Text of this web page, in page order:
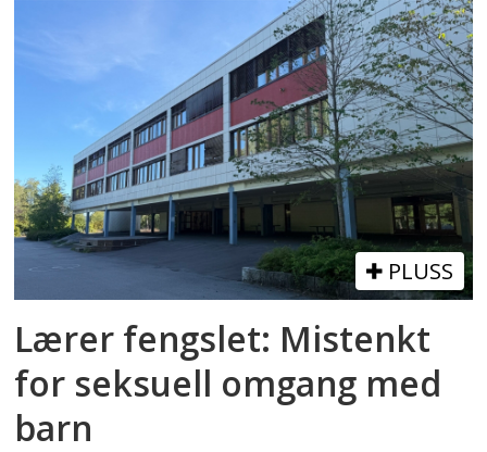
PLUSS
Lærer fengslet: Mistenkt
for seksuell omgang med
barn